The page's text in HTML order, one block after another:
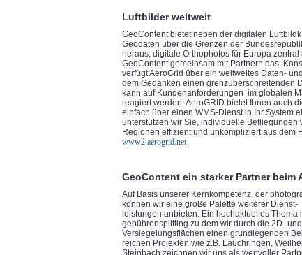
Luftbilder weltweit
GeoContent bietet neben der digitalen
Geodaten über die Grenzen der
heraus, digitale Orthophotos für Europa
GeoContent gemeinsam mit Partnern das
verfügt AeroGrid über ein weltweites Daten-
dem Gedanken einen grenzüberschreitenden
kann auf Kundenanforderungen im globalen
reagiert werden. AeroGRID bietet Ihnen auch
einfach über einen WMS-Dienst in Ihr System
unterstützen wir Sie, individuelle Befliegungen
Regionen effizient und unkompliziert aus dem
www2.aerogrid.net
GeoContent ein starker Partner
Auf Basis unserer Kernkompetenz, der
können wir eine große Palette weiterer Dienst-
leistungen anbieten. Ein hochaktuelles Thema
gebührensplitting zu dem wir durch die 2D-
Versiegelungsflächen einen grundlegenden
reichen Projekten wie z.B. Lauchringen,
Steinbach zeichnen wir uns als wertvoller